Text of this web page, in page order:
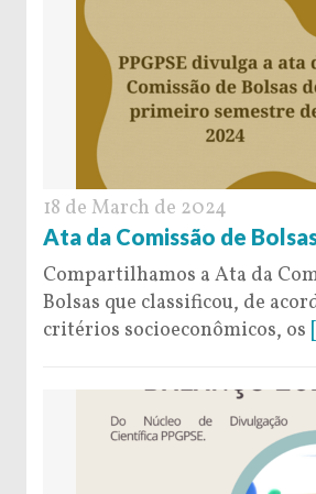
18 de March de 2024
Ata da Comissão de
Compartilhamos a Ata da
Bolsas que classificou, de
critérios socioeconômicos, os